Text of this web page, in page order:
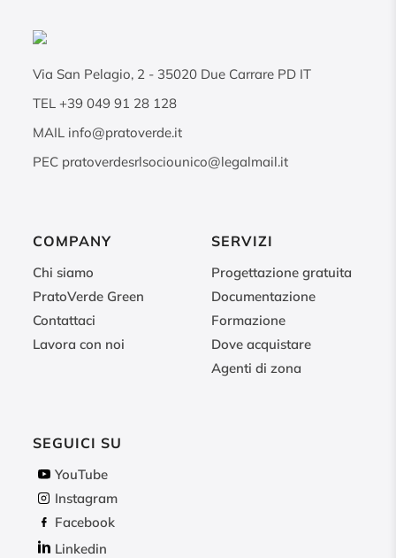
Via San Pelagio, 2 - 35020 Due Carrare PD IT
TEL+39 049 91 28 128
MAIL info@pratoverde.it
PEC pratoverdesrlsociounico@legalmail.it
COMPANY
Chi siamo
PratoVerde Green
Contattaci
Lavora con noi
SERVIZI
Progettazione gratuita
Documentazione
Formazione
Dove acquistare
Agenti di zona
SEGUICI SU
YouTube
Instagram
Facebook
Linkedin